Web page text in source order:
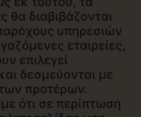
θα διαβιβάζονται
υπηρεσιών
εταιρείες,
επιλεγεί
δεσμεύονται με
προτέρων.
ότι σε περίπτωση